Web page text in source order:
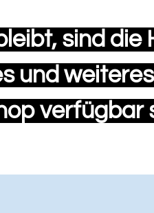
sind die
und
verfügbar